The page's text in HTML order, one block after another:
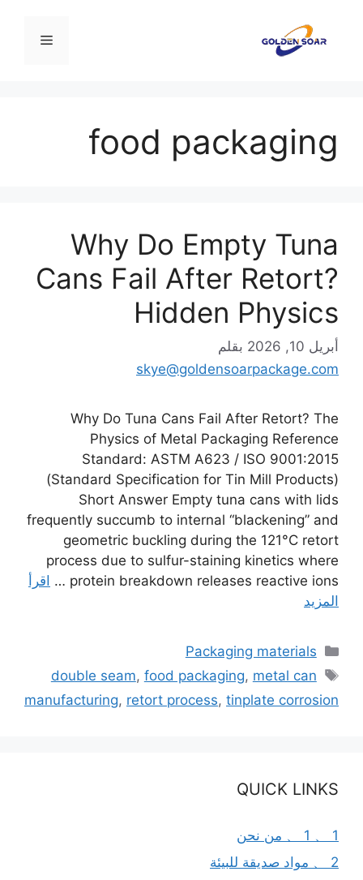
المحتوى
القائمة
food packaging
Why Do Empty Tuna
Cans Fail After Retort?
Hidden Physics
أبريل 10, 2026
بقلم
skye@goldensoarpackage.com
Why Do Tuna Cans Fail After Retort? The
Physics of Metal Packaging Reference
Standard: ASTM A623 / ISO 9001:2015
(Standard Specification for Tin Mill Products)
Short Answer Empty tuna cans with lids
frequently succumb to internal “blackening” and
geometric buckling during the 121°C retort
process due to sulfur-staining kinetics where
protein breakdown releases reactive ions …
اقرأ
المزيد
التصنيفات
Packaging materials
الوسوم
double seam, food packaging, metal can
manufacturing, retort process, tinplate corrosion
QUICK LINKS
1 、 1 、 من نحن
2 、 مواد صديقة للبيئة